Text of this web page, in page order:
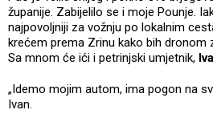
županije. Zabijelilo se i moje Pounje.
najpovoljniji za vožnju po lokalnim
krećem prema Zrinu kako bih dronom
Sa mnom će ići i petrinjski umjetnik,
„Idemo mojim autom, ima pogon na
Ivan.